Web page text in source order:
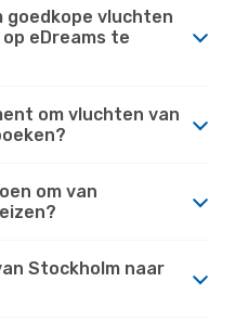
goedkope vluchten
eDreams te
om vluchten van
om van
Stockholm naar